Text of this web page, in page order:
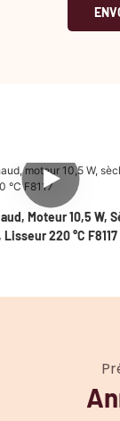
Moteur 10,5 W,
220 °C F8117